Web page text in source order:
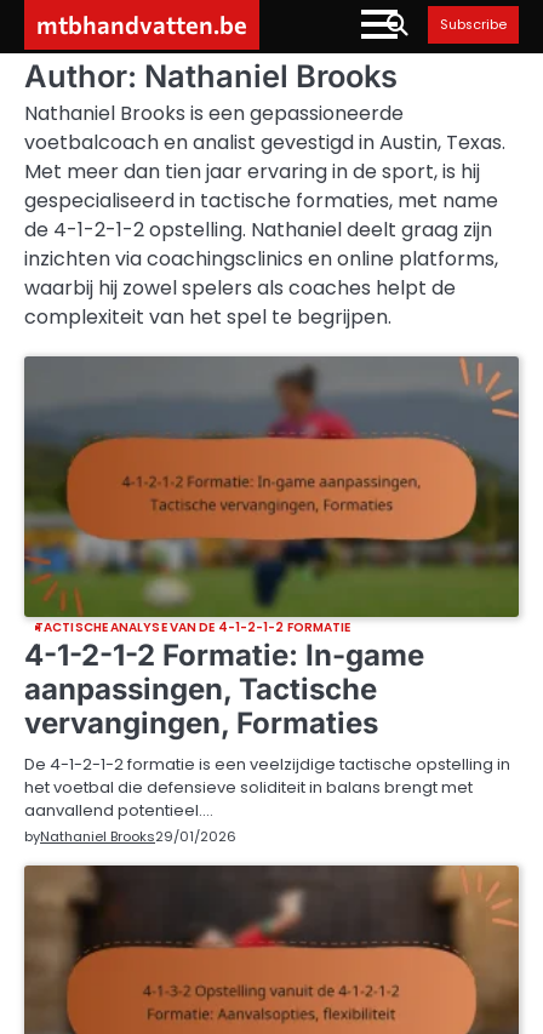
content
mtbhandvatten.be Subscribe
Author: Nathaniel Brooks
Nathaniel Brooks is een gepassioneerde
voetbalcoach en analist gevestigd in Austin, Texas.
Met meer dan tien jaar ervaring in de sport, is hij
gespecialiseerd in tactische formaties, met name
de 4-1-2-1-2 opstelling. Nathaniel deelt graag zijn
inzichten via coachingsclinics en online platforms,
waarbij hij zowel spelers als coaches helpt de
complexiteit van het spel te begrijpen.
TACTISCHE ANALYSE VAN DE 4-1-2-1-2 FORMATIE
4-1-2-1-2 Formatie: In-game
aanpassingen, Tactische
vervangingen, Formaties
De 4-1-2-1-2 formatie is een veelzijdige tactische opstelling in
het voetbal die defensieve soliditeit in balans brengt met
aanvallend potentieel.…
byNathaniel Brooks29/01/2026